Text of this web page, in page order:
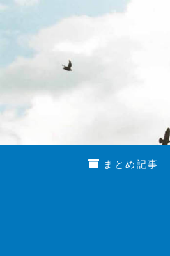
まとめ記事